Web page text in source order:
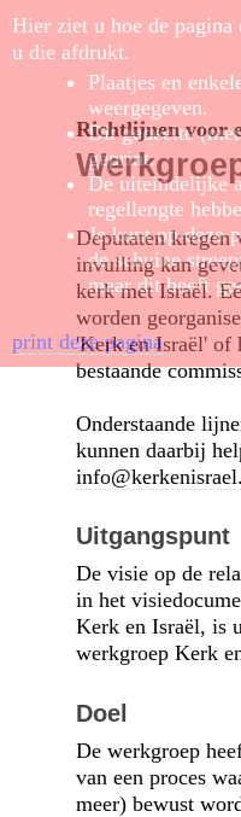
Hier ziet u hoe de
u die afdrukt.
Plaatjes en
weergegeven.
Dit gedeelte
geprint.
De uiteindelijke
regellengte
Je kunt op deze
de schuine
maar dit heeft
print deze pagina
Richtlijnen voor
Deputaten kregen
invulling kan
kerk met Israël.
worden
'Kerk en Israël' of
bestaande
Onderstaande
kunnen daarbij
Uitgangspunt
De visie op de
in het
Kerk en Israël, is
werkgroep Kerk
Doel
De werkgroep
van een proces
meer) bewust